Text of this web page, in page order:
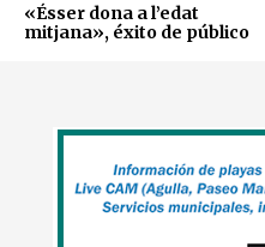
«Ésser dona a l’edat
mitjana», éxito de público